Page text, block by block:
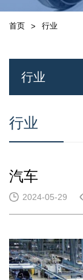
首页 > 行业
行业
行业
汽车
2024-05-29